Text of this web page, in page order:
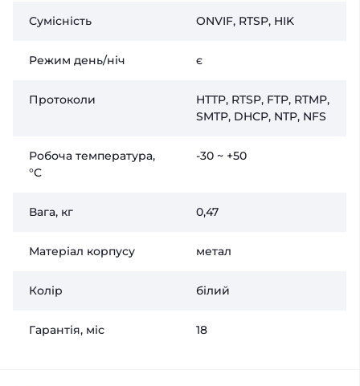
Сумісність ONVIF, RTSP, HIK
Режим день/ніч є
Протоколи
HTTP, RTSP, FTP, RTMP,
SMTP, DHCP, NTP, NFS
Робоча температура,
°C
-30 ~ +50
Вага, кг 0,47
Матеріал корпусу метал
Колір білий
Гарантія, міс 18